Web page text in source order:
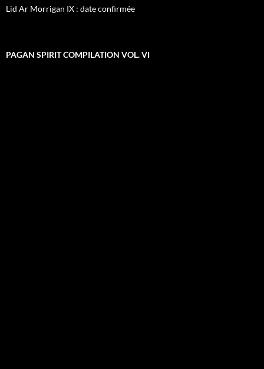
Lid Ar Morrigan IX : date confirmée
PAGAN SPIRIT COMPILATION VOL. VI